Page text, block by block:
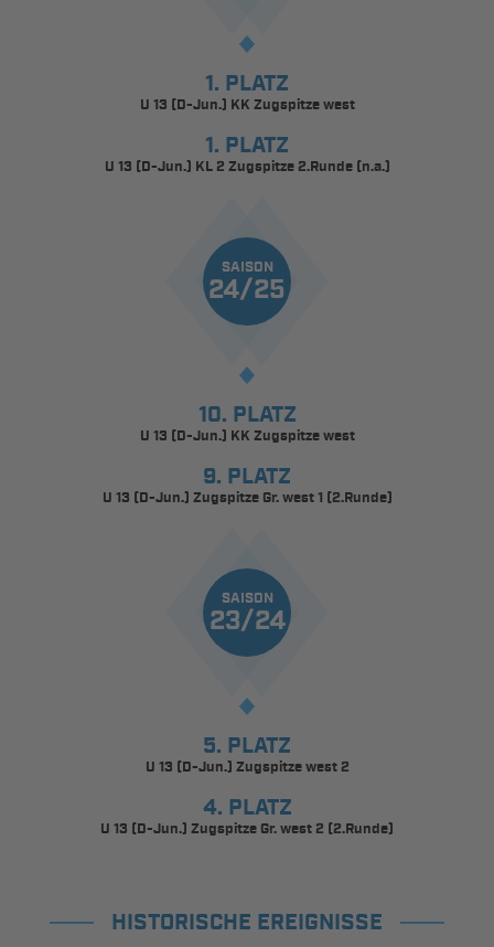
1. PLATZ
U 13 (D-Jun.) KK Zugspitze west
1. PLATZ
U 13 (D-Jun.) KL 2 Zugspitze 2.Runde (n.a.)
SAISON
24/25
10. PLATZ
U 13 (D-Jun.) KK Zugspitze west
9. PLATZ
U 13 (D-Jun.) Zugspitze Gr. west 1 (2.Runde)
SAISON
23/24
5. PLATZ
U 13 (D-Jun.) Zugspitze west 2
4. PLATZ
U 13 (D-Jun.) Zugspitze Gr. west 2 (2.Runde)
HISTORISCHE EREIGNISSE